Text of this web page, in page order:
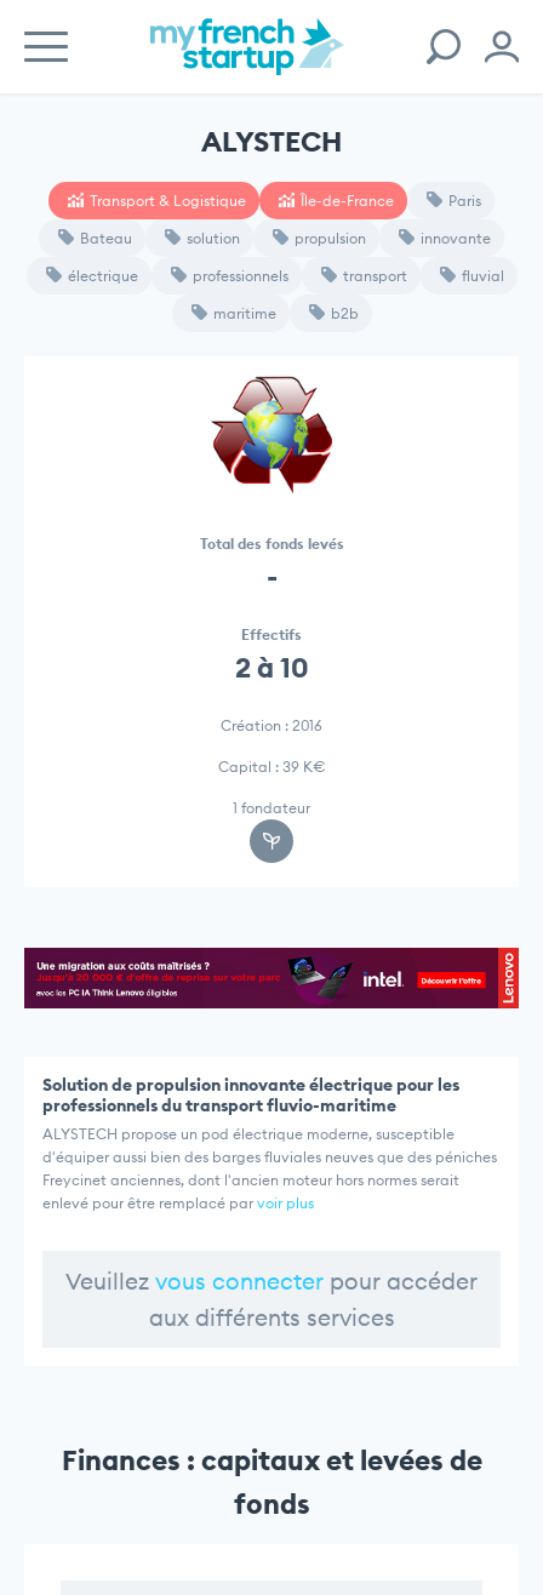
ALYSTECH
Transport & Logistique Île-de-France Paris
Bateau solution propulsion innovante
électrique professionnels transport fluvial
maritime b2b
Total des fonds levés
-
Effectifs
2 à 10
Création : 2016
Capital : 39 K€
1 fondateur
Solution de propulsion innovante électrique pour les
professionnels du transport fluvio-maritime
ALYSTECH propose un pod électrique moderne, susceptible
d'équiper aussi bien des barges fluviales neuves que des péniches
Freycinet anciennes, dont l'ancien moteur hors normes serait
enlevé pour être remplacé par voir plus
Veuillez vous connecter pour accéder
aux différents services
Finances : capitaux et levées de
fonds